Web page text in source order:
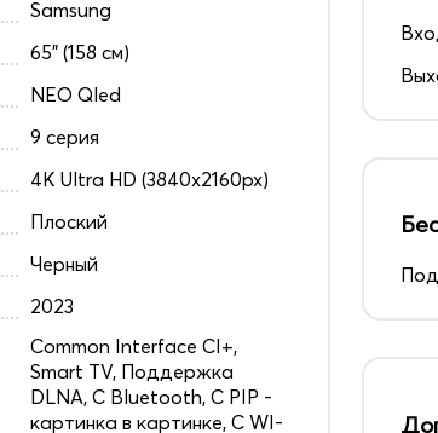
Samsung
65" (158 см)
NEO Qled
9 серия
4K Ultra HD (3840x2160px)
Плоский
Черный
2023
Common Interface CI+,
Smart TV, Поддержка
DLNA, С Bluetooth, С PIP -
картинка в картинке, С WI-